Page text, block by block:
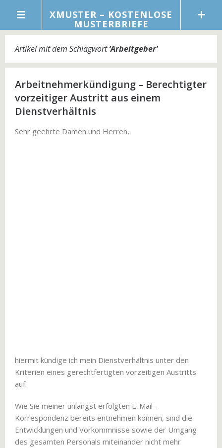
XMUSTER – KOSTENLOSE
MUSTERBRIEFE
Artikel mit dem Schlagwort‘Arbeitgeber’
Arbeitnehmerkündigung – Berechtigter
vorzeitiger Austritt aus einem
Dienstverhältnis
Sehr geehrte Damen und Herren,
hiermit kündige ich mein Dienstverhältnis unter den
Kriterien eines gerechtfertigten vorzeitigen Austritts
auf.
Wie Sie meiner unlängst erfolgten E-Mail-
Korrespondenz bereits entnehmen können, sind die
Entwicklungen und Vorkommnisse sowie der Umgang
des gesamten Personals miteinander nicht mehr